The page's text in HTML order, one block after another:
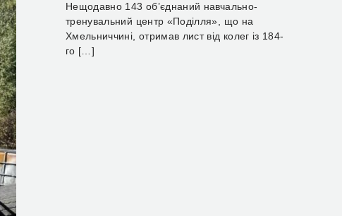
Нещодавно 143 об’єднаний навчально-
тренувальний центр «Поділля», що на
Хмельниччині, отримав лист від колег із 184-
го […]